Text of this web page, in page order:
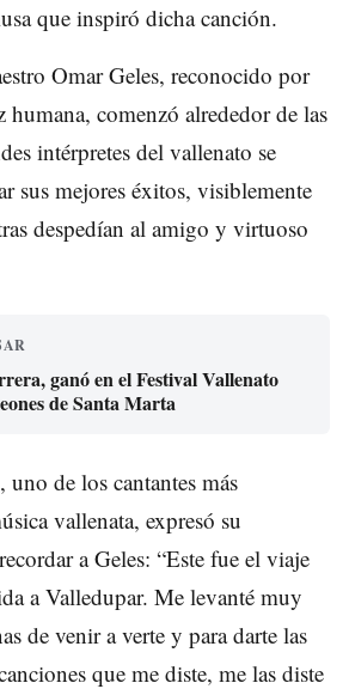
que inspiró dicha canción.
Omar Geles, reconocido por
humana, comenzó alrededor de las
intérpretes del vallenato se
sus mejores éxitos, visiblemente
despedían al amigo y virtuoso
ganó en el Festival Vallenato
de Santa Marta
de los cantantes más
vallenata, expresó su
a Geles: “Este fue el viaje
a Valledupar. Me levanté muy
de venir a verte y para darte las
que me diste, me las diste